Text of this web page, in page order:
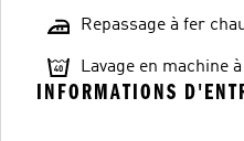
Repassage à fer
Lavage en machine
INFORMATIONS